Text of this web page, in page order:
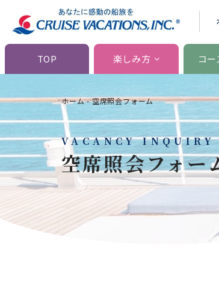
TOP 楽しみ方 コ
VACANCY INQUIRY
空席照会フォー
ホーム-空席照会フォーム